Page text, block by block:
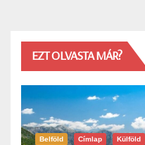
EZT OLVASTA MÁR?
Belföld Címlap Külföld